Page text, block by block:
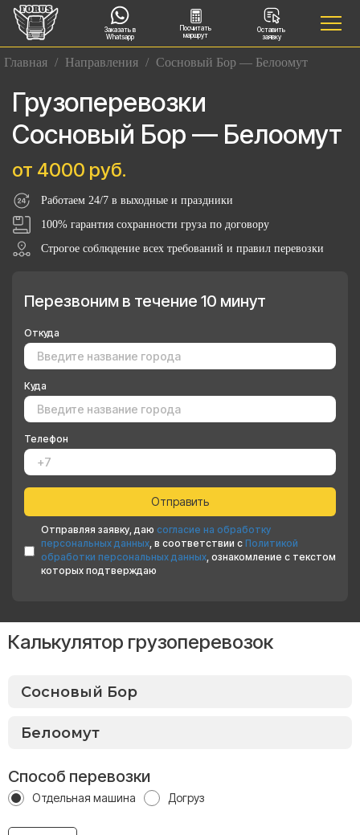
Заказать в
Whatsapp
Посчитать
маршрут
Оставить
заявку
Главная / Направления / Сосновый Бор — Белоомут
Грузоперевозки
Сосновый Бор — Белоомут
от 4000 руб.
Работаем 24/7 в выходные и праздники
100% гарантия сохранности груза по договору
Строгое соблюдение всех требований и правил перевозки
Перезвоним в течение 10 минут
Откуда
Куда
Телефон
Отправляя заявку, даю согласие на обработку
персональных данных, в соответствии с Политикой
обработки персональных данных, ознакомление с текстом
которых подтверждаю
Калькулятор грузоперевозок
Способ перевозки
Отдельная машина Догруз